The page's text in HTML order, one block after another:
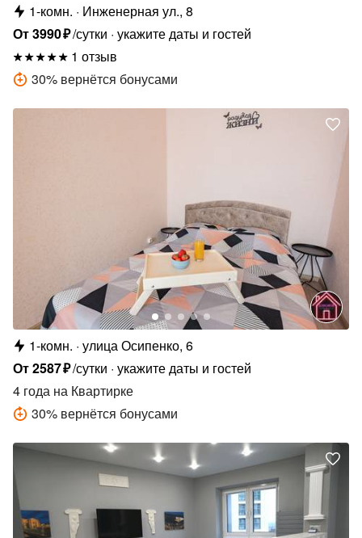
1-комн.
Инженерная ул., 8
От3990₽/сутки укажите даты и гостей
1 отзыв
30% вернётся бонусами
1-комн. улица Осипенко, 6
От2587₽/сутки укажите даты и гостей
4 года на Квартирке
30% вернётся бонусами